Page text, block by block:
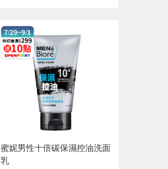
蜜妮男性十倍碳保濕控油洗面
乳